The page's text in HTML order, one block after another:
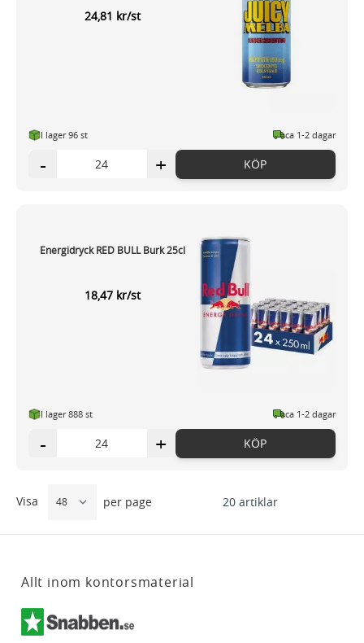
24,81 kr/st
I lager 96 st ca 1-2 dagar
- + KÖP
Energidryck RED BULL Burk 25cl
18,47 kr/st
I lager 888 st ca 1-2 dagar
- + KÖP
20artiklar
Visa per page
Allt inom kontorsmaterial